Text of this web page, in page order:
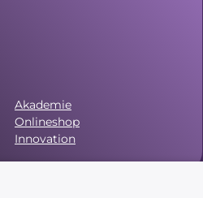
Akademie
Onlineshop
Innovation